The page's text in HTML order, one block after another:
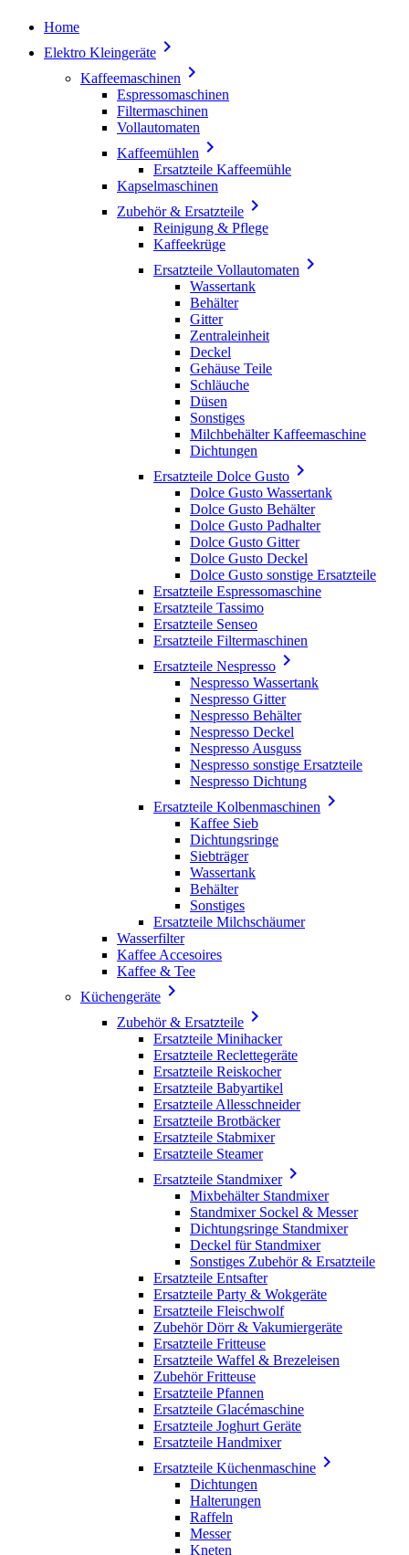
Home
Elektro Kleingeräte 
Kaffeemaschinen 
Espressomaschinen
Filtermaschinen
Vollautomaten
Kaffeemühlen 
Ersatzteile Kaffeemühle
Kapselmaschinen
Zubehör & Ersatzteile 
Reinigung & Pflege
Kaffeekrüge
Ersatzteile Vollautomaten 
Wassertank
Behälter
Gitter
Zentraleinheit
Deckel
Gehäuse Teile
Schläuche
Düsen
Sonstiges
Milchbehälter Kaffeemaschine
Dichtungen
Ersatzteile Dolce Gusto 
Dolce Gusto Wassertank
Dolce Gusto Behälter
Dolce Gusto Padhalter
Dolce Gusto Gitter
Dolce Gusto Deckel
Dolce Gusto sonstige Ersatzteile
Ersatzteile Espressomaschine
Ersatzteile Tassimo
Ersatzteile Senseo
Ersatzteile Filtermaschinen
Ersatzteile Nespresso 
Nespresso Wassertank
Nespresso Gitter
Nespresso Behälter
Nespresso Deckel
Nespresso Ausguss
Nespresso sonstige Ersatzteile
Nespresso Dichtung
Ersatzteile Kolbenmaschinen 
Kaffee Sieb
Dichtungsringe
Siebträger
Wassertank
Behälter
Sonstiges
Ersatzteile Milchschäumer
Wasserfilter
Kaffee Accesoires
Kaffee & Tee
Küchengeräte 
Zubehör & Ersatzteile 
Ersatzteile Minihacker
Ersatzteile Reclettegeräte
Ersatzteile Reiskocher
Ersatzteile Babyartikel
Ersatzteile Allesschneider
Ersatzteile Brotbäcker
Ersatzteile Stabmixer
Ersatzteile Steamer
Ersatzteile Standmixer
Mixbehälter Standmixer
Standmixer Sockel & Messer
Dichtungsringe Standmixer
Deckel für Standmixer
Sonstiges Zubehör & Ersatzteile
Ersatzteile Entsafter
Ersatzteile Party & Wokgeräte
Ersatzteile Fleischwolf
Zubehör Dörr & Vakumiergeräte
Ersatzteile Fritteuse
Ersatzteile Waffel & Brezeleisen
Zubehör Fritteuse
Ersatzteile Pfannen
Ersatzteile Glacémaschine
Ersatzteile Joghurt Geräte
Ersatzteile Handmixer
Ersatzteile Küchenmaschine 
Dichtungen
Halterungen
Raffeln
Messer
Kneten